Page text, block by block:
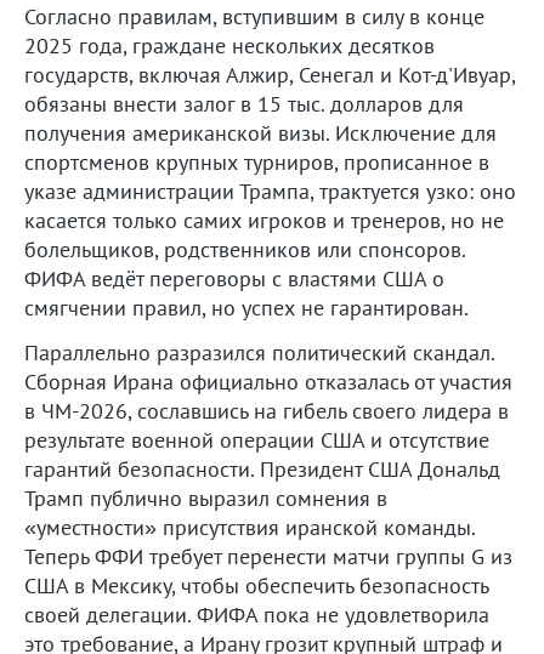
Согласно правилам, вступившим в силу в конце
2025 года, граждане нескольких десятков
государств, включая Алжир, Сенегал и Кот-д'Ивуар,
обязаны внести залог в 15 тыс. долларов для
получения американской визы. Исключение для
спортсменов крупных турниров, прописанное в
указе администрации Трампа, трактуется узко: оно
касается только самих игроков и тренеров, но не
болельщиков, родственников или спонсоров.
ФИФА ведёт переговоры с властями США о
смягчении правил, но успех не гарантирован.
Параллельно разразился политический скандал.
Сборная Ирана официально отказалась от участия
в ЧМ-2026, сославшись на гибель своего лидера в
результате военной операции США и отсутствие
гарантий безопасности. Президент США Дональд
Трамп публично выразил сомнения в
«уместности» присутствия иранской команды.
Теперь ФФИ требует перенести матчи группы G из
США в Мексику, чтобы обеспечить безопасность
своей делегации. ФИФА пока не удовлетворила
это требование, а Ирану грозит крупный штраф и